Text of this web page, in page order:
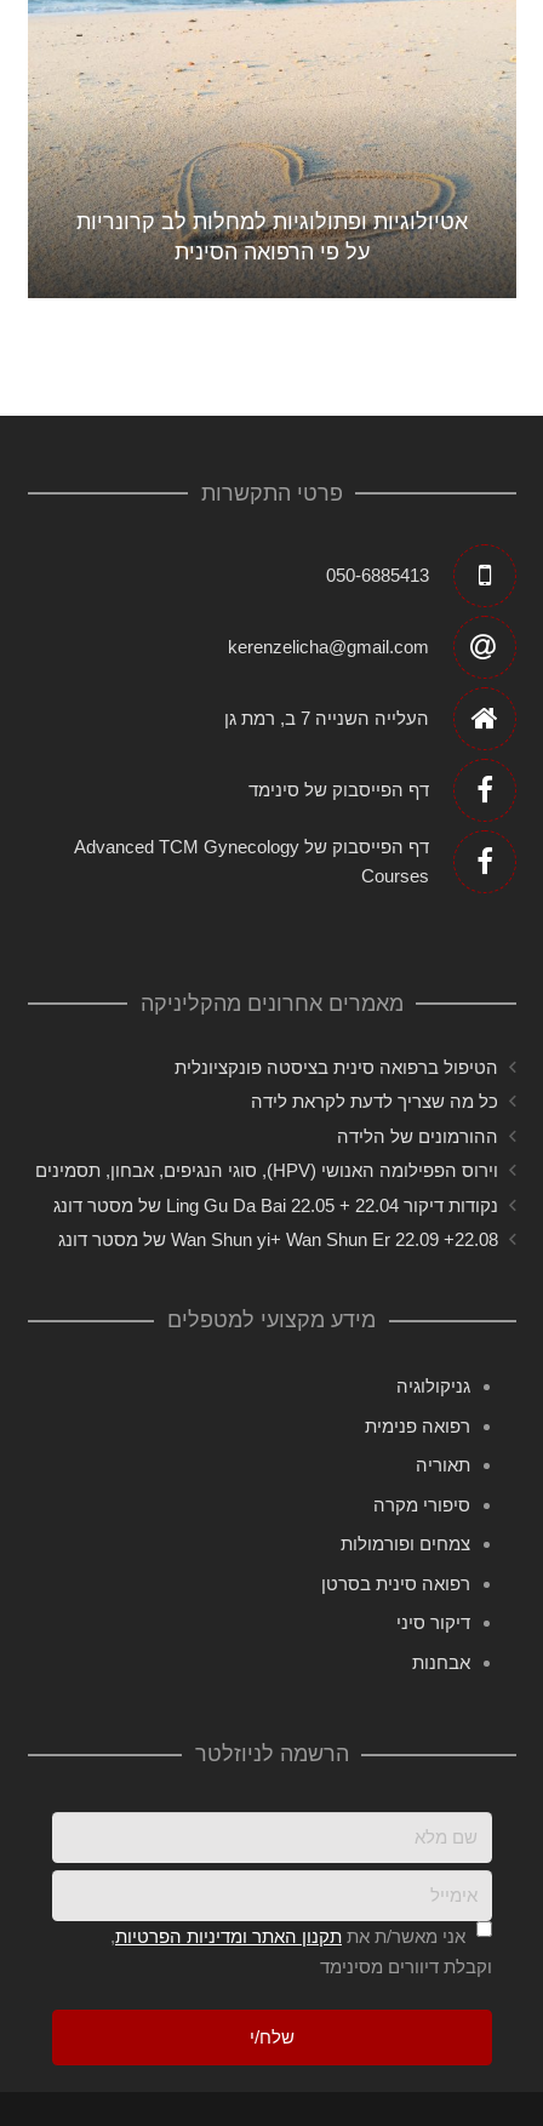
אטיולוגיות ופתולוגיות למחלות לב קרונריות
על פי הרפואה הסינית
פרטי התקשרות
050-6885413
kerenzelicha@gmail.com
העלייה השנייה 7 ב, רמת גן
דף הפייסבוק של סינימד
דף הפייסבוק של Advanced TCM Gynecology
Courses
מאמרים אחרונים מהקליניקה
הטיפול ברפואה סינית בציסטה פונקציונלית
כל מה שצריך לדעת לקראת לידה
ההורמונים של הלידה
וירוס הפפילומה האנושי (HPV), סוגי הנגיפים, אבחון, תסמינים
נקודות דיקור 22.04 + 22.05 Ling Gu Da Bai של מסטר דונג
22.08+ 22.09 Wan Shun yi+ Wan Shun Er של מסטר דונג
מידע מקצועי למטפלים
גניקולוגיה
רפואה פנימית
תאוריה
סיפורי מקרה
צמחים ופורמולות
רפואה סינית בסרטן
דיקור סיני
אבחנות
הרשמה לניוזלטר
אני מאשר/ת את תקנון האתר ומדיניות הפרטיות,
וקבלת דיוורים מסינימד